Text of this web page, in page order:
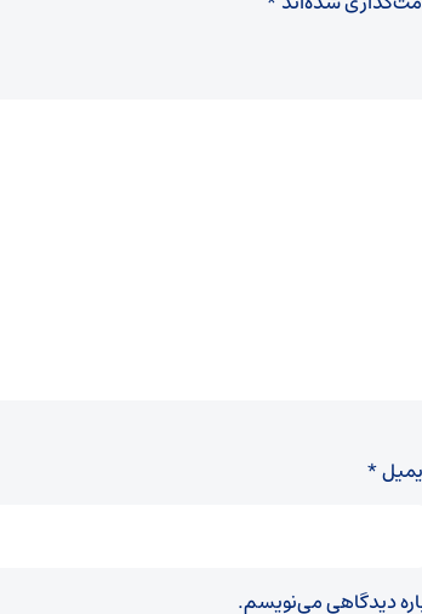
*
دیدگاهی می‌نویسم.